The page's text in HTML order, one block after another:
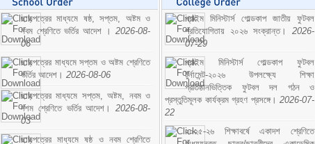
ছাড়পত্রের মাধ্যমে ষষ্ঠ, সপ্তম, অষ্টম ও
নবম শ্রেণিতে ভর্তির আদেশ । 2026-08-
06
ছাড়পত্রের মাধ্যমে সপ্তম ও অষ্টম শ্রেণিতে
ভর্তির আদেশ। 2026-08-06
ছাড়পত্রের মাধ্যমে সপ্তম, অষ্টম, নবম ও
দশম শ্রেণিতে ভর্তির আদেশ। 2026-08-
03
ছাড়পত্রের মাধ্যমে ষষ্ঠ ও নবম শ্রেণিতে
প্রাইম মিনিস্টার্স গোল্ডকাপ জাতীয় ফুটবল
প্রতিযোগিতায় ২০২৬ সংক্রান্ত। 2026-
07-29
প্রাইম মিনিস্টার্স গোল্ডকাপ ফুটবল
টুর্নামেন্ট-২০২৬ উপলক্ষ্যে শিক্ষা
প্রতিষ্ঠানভিত্তিক ফুটবল দল গঠন ও
প্রস্তুতিমূলক কার্যক্রম গ্রহণ প্রসঙ্গে। 2026-07-
22
২০২৫-২৬ শিক্ষাবর্ষে একাদশ শ্রেণিতে